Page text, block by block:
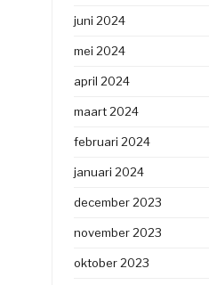
juni 2024
mei 2024
april 2024
maart 2024
februari 2024
januari 2024
december 2023
november 2023
oktober 2023